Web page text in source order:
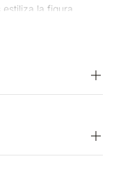
la figura.
hasta cenas